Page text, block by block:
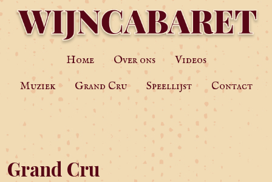
Home Over ons
Videos
Muziek
Grand Cru Speellijst Contact
Grand Cru